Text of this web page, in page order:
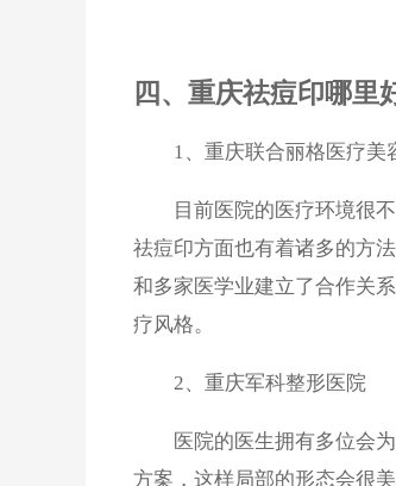
四、重庆祛痘印哪里
1、重庆联合丽格医疗美
目前医院的医疗环境很不
祛痘印方面也有着诸多的方
和多家医学业建立了合作关
疗风格。
2、重庆军科整形医院
医院的医生拥有多位会为
方案，这样局部的形态会很